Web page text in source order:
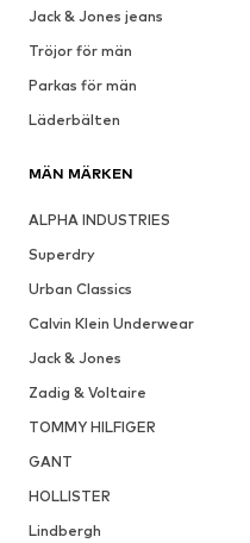
Jack & Jones jeans
Tröjor för män
Parkas för män
Läderbälten
MÄN MÄRKEN
ALPHA INDUSTRIES
Superdry
Urban Classics
Calvin Klein Underwear
Jack & Jones
Zadig & Voltaire
TOMMY HILFIGER
GANT
HOLLISTER
Lindbergh